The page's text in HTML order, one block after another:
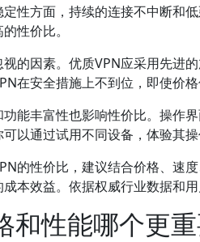
性方面，持续的连接不中断和
性价比。
的因素。优质VPN应采用先进
在安全措施上不到位，即使价
能丰富性也影响性价比。操作
以通过试用不同设备，体验其
的性价比，建议结合价格、速
本效益。依据权威行业数据和
和性能哪个更重